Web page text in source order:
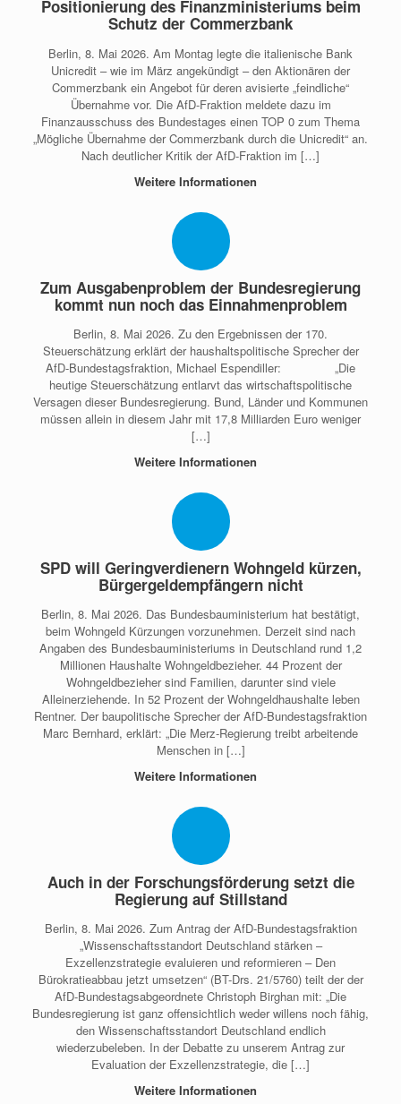
Positionierung des Finanzministeriums beim
Schutz der Commerzbank
Berlin, 8. Mai 2026. Am Montag legte die italienische Bank
Unicredit – wie im März angekündigt – den Aktionären der
Commerzbank ein Angebot für deren avisierte „feindliche“
Übernahme vor. Die AfD-Fraktion meldete dazu im
Finanzausschuss des Bundestages einen TOP 0 zum Thema
„Mögliche Übernahme der Commerzbank durch die Unicredit“ an.
Nach deutlicher Kritik der AfD-Fraktion im […]
Weitere Informationen
Zum Ausgabenproblem der Bundesregierung
kommt nun noch das Einnahmenproblem
Berlin, 8. Mai 2026. Zu den Ergebnissen der 170.
Steuerschätzung erklärt der haushaltspolitische Sprecher der
AfD-Bundestagsfraktion, Michael Espendiller:‌ ‌ ‌ ‌ ‌ ‌ ‌ ‌ ‌ ‌ ‌ ‌ ‌ ‌ ‌ „Die
heutige Steuerschätzung entlarvt das wirtschaftspolitische
Versagen dieser Bundesregierung. Bund, Länder und Kommunen
müssen allein in diesem Jahr mit 17,8 Milliarden Euro weniger
[…]
Weitere Informationen
SPD will Geringverdienern Wohngeld kürzen,
Bürgergeldempfängern nicht
Berlin, 8. Mai 2026. Das Bundesbauministerium hat bestätigt,
beim Wohngeld Kürzungen vorzunehmen. Derzeit sind nach
Angaben des Bundesbauministeriums in Deutschland rund 1,2
Millionen Haushalte Wohngeldbezieher. 44 Prozent der
Wohngeldbezieher sind Familien, darunter sind viele
Alleinerziehende. In 52 Prozent der Wohngeldhaushalte leben
Rentner. Der baupolitische Sprecher der AfD-Bundestagsfraktion
Marc Bernhard, erklärt: „Die Merz-Regierung treibt arbeitende
Menschen in […]
Weitere Informationen
Auch in der Forschungsförderung setzt die
Regierung auf Stillstand
Berlin, 8. Mai 2026. Zum Antrag der AfD-Bundestagsfraktion
„Wissenschaftsstandort Deutschland stärken –
Exzellenzstrategie evaluieren und reformieren – Den
Bürokratieabbau jetzt umsetzen“ (BT-Drs. 21/5760) teilt der der
AfD-Bundestagsabgeordnete Christoph Birghan mit: „Die
Bundesregierung ist ganz offensichtlich weder willens noch fähig,
den Wissenschaftsstandort Deutschland endlich
wiederzubeleben. In der Debatte zu unserem Antrag zur
Evaluation der Exzellenzstrategie, die […]
Weitere Informationen